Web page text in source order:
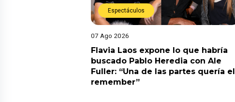
Espectáculos
07 Ago 2026
Flavia Laos expone lo que habría
buscado Pablo Heredia con Ale
Fuller: “Una de las partes quería el
remember”